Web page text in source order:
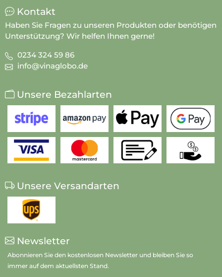
Kontakt
Haben Sie Fragen zu unseren Produkten oder benötigen
Unterstützung? Wir helfen Ihnen gerne!
0234 324 59 86
info@vinaglobo.de
Unsere Bezahlarten
Unsere Versandarten
Newsletter
Abonnieren Sie den kostenlosen Newsletter und bleiben Sie so
immer auf dem aktuellsten Stand.